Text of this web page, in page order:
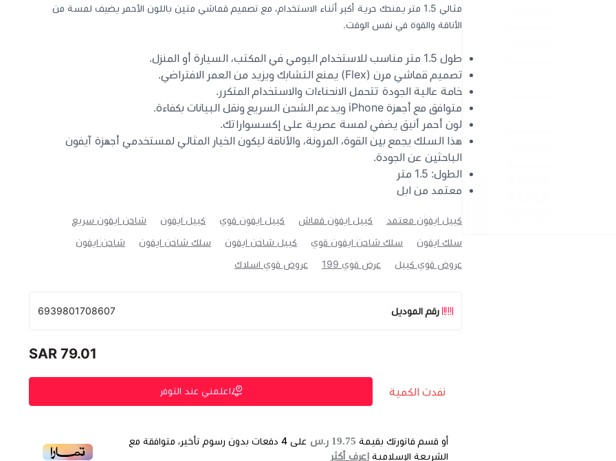
مثالي 1.5 متر يمنحك حرية أكبر أثناء الاستخدام، مع تصميم قماشي متين باللون الأحمر يضيف لمسة من
الأناقة والقوة في نفس الوقت.
طول 1.5 متر مناسب للاستخدام اليومي في المكتب، السيارة أو المنزل.
تصميم قماشي مرن (Flex) يمنع التشابك ويزيد من العمر الافتراضي.
خامة عالية الجودة تتحمل الانحناءات والاستخدام المتكرر.
متوافق مع أجهزة iPhone ويدعم الشحن السريع ونقل البيانات بكفاءة.
لون أحمر أنيق يضفي لمسة عصرية على إكسسواراتك.
هذا السلك يجمع بين القوة، المرونة، والأناقة ليكون الخيار المثالي لمستخدمي أجهزة آيفون
الباحثين عن الجودة.
الطول: 1.5 متر
معتمد من ابل
كيبل ايفون معتمد كيبل ايفون قماش كيبل ايفون قوي كيبل ايفون شاحن ايفون سريع
سلك ايفون سلك شاحن ايفون قوي كيبل شاحن ايفون سلك شاحن ايفون شاحن ايفون
عروض قوي كيبل عرض قوي 199 عروض قوي اسلاك
رقم الموديل 6939801708607
79.01 SAR
نفدت الكمية اعلمني عند التوفر
أو قسم فاتورتك بقيمة 19.75 ر.س على 4 دفعات بدون رسوم تأخير، متوافقة مع
الشريعة الإسلامية اعرف أكثر